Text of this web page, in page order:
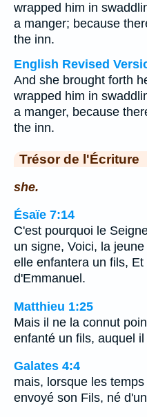
wrapped him in
a manger; because
the inn.
English Revised
And she brought forth
wrapped him in
a manger, because
the inn.
Trésor de l'Écriture
she.
Ésaïe 7:14
C'est pourquoi le
un signe, Voici, la
elle enfantera un fils,
d'Emmanuel.
Matthieu 1:25
Mais il ne la connut
enfanté un fils, auquel
Galates 4:4
mais, lorsque les
envoyé son Fils, né